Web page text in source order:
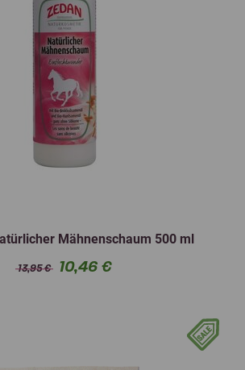
Mähnenschaum 500 ml
13,95 € 10,46 €